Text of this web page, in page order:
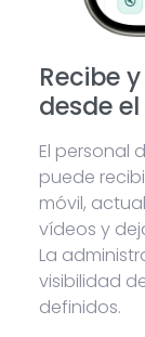
Recibe
desde
El personal
puede
móvil,
vídeos y
La
visibilidad
definidos.